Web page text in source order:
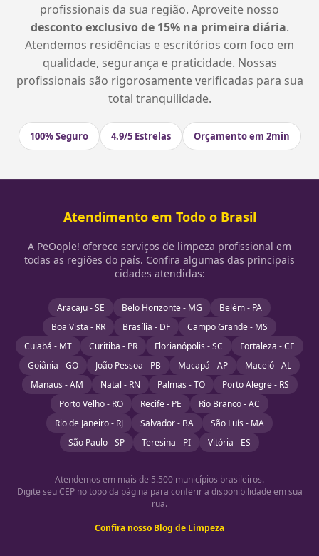
profissionais da sua região. Aproveite nosso
desconto exclusivo de 15% na primeira diária.
Atendemos residências e escritórios com foco em
qualidade, segurança e praticidade. Nossas
profissionais são rigorosamente verificadas para sua
total tranquilidade.
100% Seguro 4.9/5 Estrelas Orçamento em 2min
Atendimento em Todo o Brasil
A PeOople! oferece serviços de limpeza profissional em
todas as regiões do país. Confira algumas das principais
cidades atendidas:
Aracaju - SE Belo Horizonte - MG
Belém - PA
Boa Vista - RR
Brasília - DF
Campo Grande - MS
Cuiabá - MT
Curitiba - PR Florianópolis - SC
Fortaleza - CE
Goiânia - GO
João Pessoa - PB Macapá - AP
Maceió - AL
Manaus - AM
Natal - RN Palmas - TO
Porto Alegre - RS
Porto Velho - RO
Recife - PE
Rio Branco - AC
Rio de Janeiro - RJ
Salvador - BA
São Luís - MA
São Paulo - SP
Teresina - PI Vitória - ES
Atendemos em mais de 5.500 municípios brasileiros.
Digite seu CEP no topo da página para conferir a disponibilidade em sua
rua.
Confira nosso Blog de Limpeza